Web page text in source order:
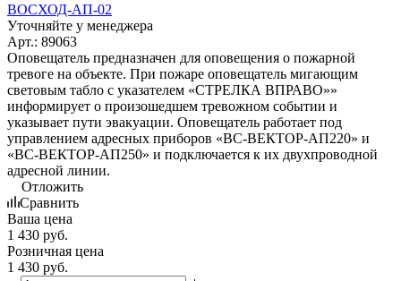
ВОСХОД-АП-02
Уточняйте у менеджера
Арт.: 89063
Оповещатель предназначен для оповещения о пожарной
тревоге на объекте. При пожаре оповещатель мигающим
световым табло с указателем «СТРЕЛКА ВПРАВО»»
информирует о произошедшем тревожном событии и
указывает пути эвакуации. Оповещатель работает под
управлением адресных приборов «ВС-ВЕКТОР-АП220» и
«ВС-ВЕКТОР-АП250» и подключается к их двухпроводной
адресной линии.
Отложить
Сравнить
Ваша цена
1 430 руб.
Розничная цена
1 430 руб.